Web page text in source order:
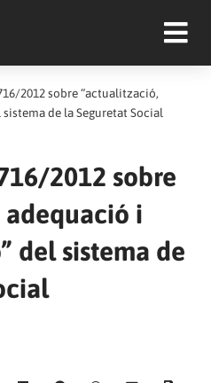
2012 sobre “actualització,
de la Seguretat Social
2012 sobre
i
del sistema de